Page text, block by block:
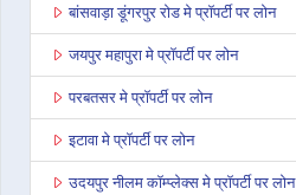
बांसवाड़ा डूंगरपुर रोड मे प्रॉपर्टी पर लोन
जयपुर महापुरा मे प्रॉपर्टी पर लोन
परबतसर मे प्रॉपर्टी पर लोन
इटावा मे प्रॉपर्टी पर लोन
उदयपुर नीलम कॉम्प्लेक्स मे प्रॉपर्टी पर लोन